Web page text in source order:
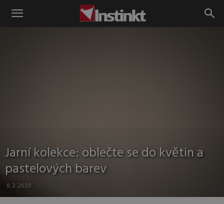
Instinkt
Jarní kolekce: oblečte se do květin a
pastelových barev
8.2.2020